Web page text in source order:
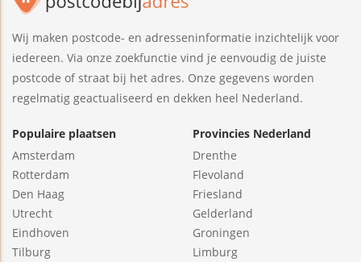
Wij maken postcode- en adresseninformatie inzichtelijk voor
iedereen. Via onze zoekfunctie vind je eenvoudig de juiste
postcode of straat bij het adres. Onze gegevens worden
regelmatig geactualiseerd en dekken heel Nederland.
Populaire plaatsen
Amsterdam
Rotterdam
Den Haag
Utrecht
Eindhoven
Tilburg
Provincies Nederland
Drenthe
Flevoland
Friesland
Gelderland
Groningen
Limburg